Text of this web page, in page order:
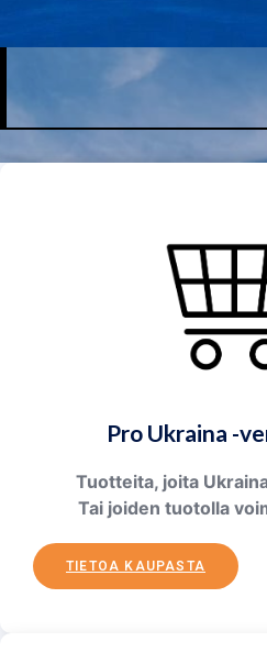
Pro Ukraina -
Tuotteita, joita
Tai joiden tuotolla
TIETOA KAUPASTA